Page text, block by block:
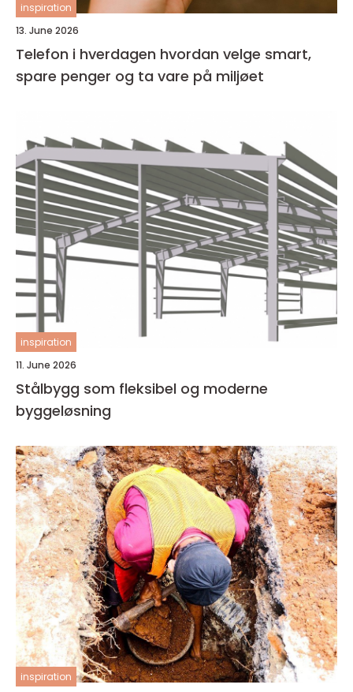
inspiration
13. June 2026
Telefon i hverdagen hvordan velge smart,
spare penger og ta vare på miljøet
inspiration
11. June 2026
Stålbygg som fleksibel og moderne
byggeløsning
inspiration